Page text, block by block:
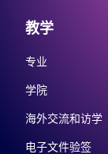
教学
专业
学院
海外交流和访学
电子文件验签